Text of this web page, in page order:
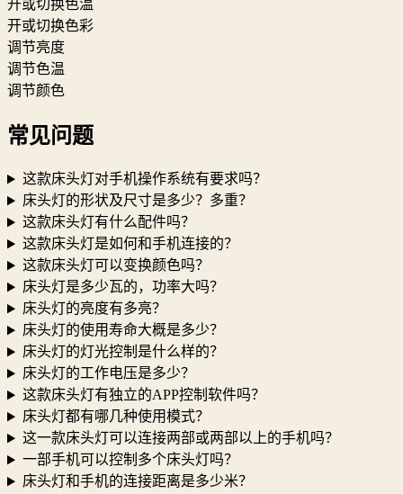
开或切换色温
开或切换色彩
调节亮度
调节色温
调节颜色
常见问题
这款床头灯对手机操作系统有要求吗？
床头灯的形状及尺寸是多少？多重？
这款床头灯有什么配件吗？
这款床头灯是如何和手机连接的？
这款床头灯可以变换颜色吗？
床头灯是多少瓦的，功率大吗？
床头灯的亮度有多亮？
床头灯的使用寿命大概是多少？
床头灯的灯光控制是什么样的？
床头灯的工作电压是多少？
这款床头灯有独立的APP控制软件吗？
床头灯都有哪几种使用模式？
这一款床头灯可以连接两部或两部以上的手机吗？
一部手机可以控制多个床头灯吗？
床头灯和手机的连接距离是多少米？